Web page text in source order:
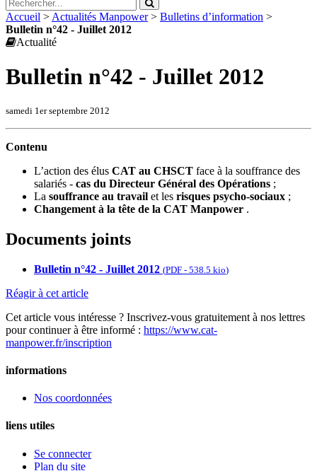
Accueil > Actualités Manpower> Bulletins d’information >
Bulletin n°42 - Juillet 2012
Actualité
Bulletin n°42 - Juillet 2012
samedi 1er septembre 2012
Contenu
L’action des élus CAT au CHSCT face à la souffrance des
salariés - cas du Directeur Général des Opérations ;
La souffrance au travail et les risques psycho-sociaux ;
Changement à la tête de la CAT Manpower .
Documents joints
Bulletin n°42 - Juillet 2012 (PDF - 538.5 kio)
Réagir à cet article
Cet article vous intéresse ? Inscrivez-vous gratuitement à nos lettres
pour continuer à être informé : https://www.cat-
manpower.fr/inscription
informations
Nos coordonnées
liens utiles
Se connecter
Plan du site